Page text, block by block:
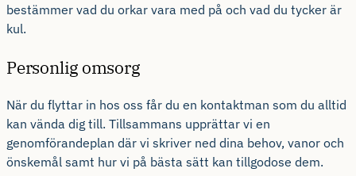
bestämmer vad du orkar vara med på och vad du tycker är
kul.
Personlig omsorg
När du flyttar in hos oss får du en kontaktman som du alltid
kan vända dig till. Tillsammans upprättar vi en
genomförandeplan där vi skriver ned dina behov, vanor och
önskemål samt hur vi på bästa sätt kan tillgodose dem.